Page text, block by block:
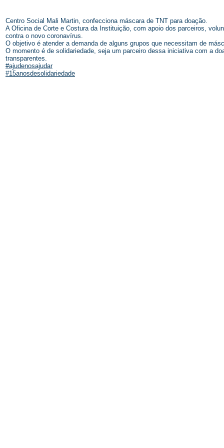
Centro Social Mali Martin, confecciona máscara de TNT para doação.
A Oficina de Corte e Costura da Instituição, com apoio dos parceiros,
contra o novo coronavírus.
O objetivo é atender a demanda de alguns grupos que necessitam de
O momento é de solidariedade, seja um parceiro dessa iniciativa com a
transparentes.
#ajudenosajudar
#15anosdesolidariedade